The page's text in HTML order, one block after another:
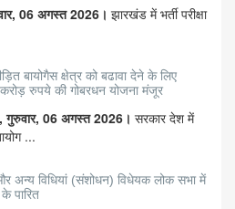
06 अगस्त 2026। झारखंड में भर्ती परीक्षा
बायोगैस क्षेत्र को बढावा देने के लिए
रुपये की गोबरधन योजना मंजूर
गुरुवार, 06 अगस्त 2026। सरकार देश में
...
अन्य विधियां (संशोधन) विधेयक लोक सभा में
के पारित